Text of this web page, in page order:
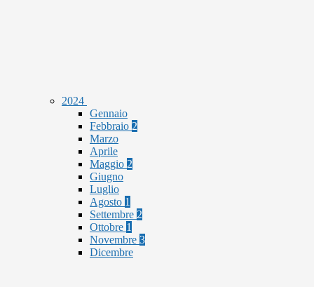
2024
Gennaio
Febbraio 2
Marzo
Aprile
Maggio 2
Giugno
Luglio
Agosto 1
Settembre 2
Ottobre 1
Novembre 3
Dicembre